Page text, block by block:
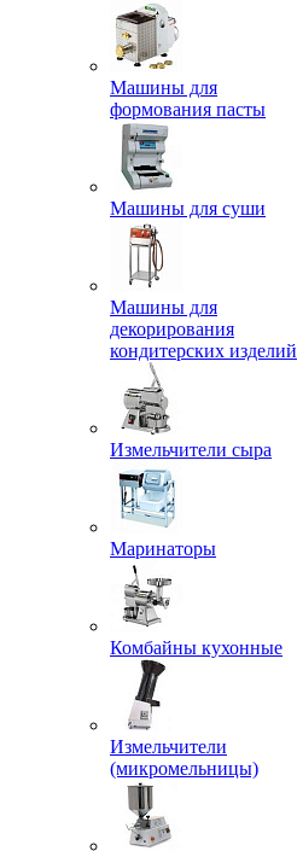
Машины для
формования пасты
Машины для суши
Машины для
декорирования
кондитерских изделий
Измельчители сыра
Маринаторы
Комбайны кухонные
Измельчители
(микромельницы)